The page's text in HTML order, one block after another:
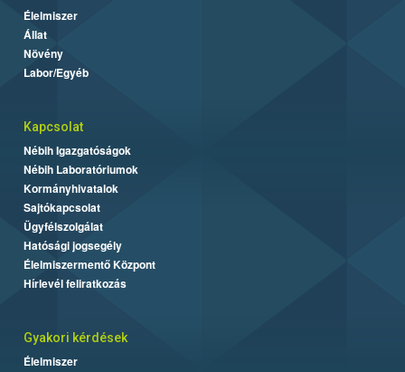
Élelmiszer
Állat
Növény
Labor/Egyéb
Kapcsolat
Nébih Igazgatóságok
Nébih Laboratóriumok
Kormányhivatalok
Sajtókapcsolat
Ügyfélszolgálat
Hatósági jogsegély
Élelmiszermentő Központ
Hírlevél feliratkozás
Gyakori kérdések
Élelmiszer